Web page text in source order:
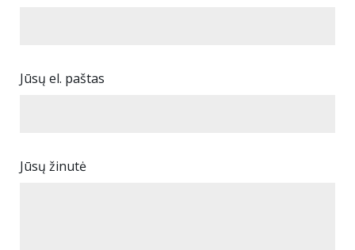
Jūsų el. paštas
Jūsų žinutė